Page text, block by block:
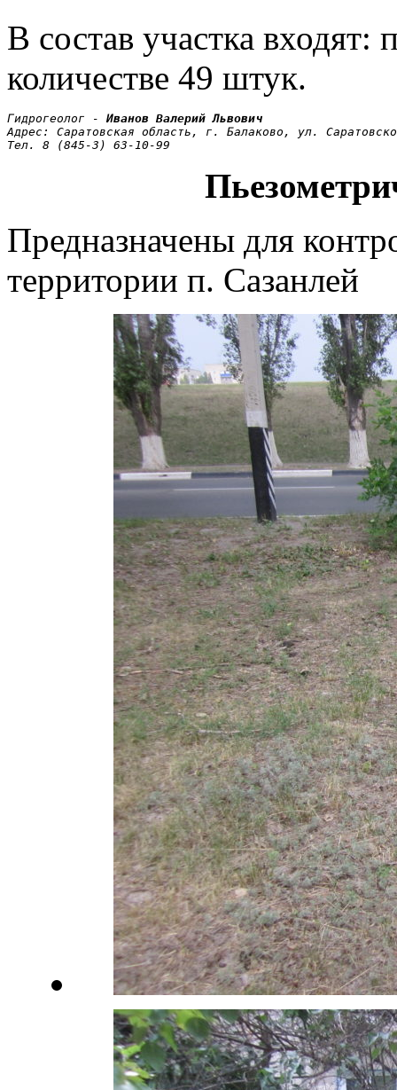
В состав участка входят:
количестве 49 штук.
Гидрогеолог -
Иванов Валерий Львович
Адрес: Саратовская область, г. Балаково, ул.
Тел. 8 (845-3) 63-10-99
Предназначены для
территории п. Сазанлей